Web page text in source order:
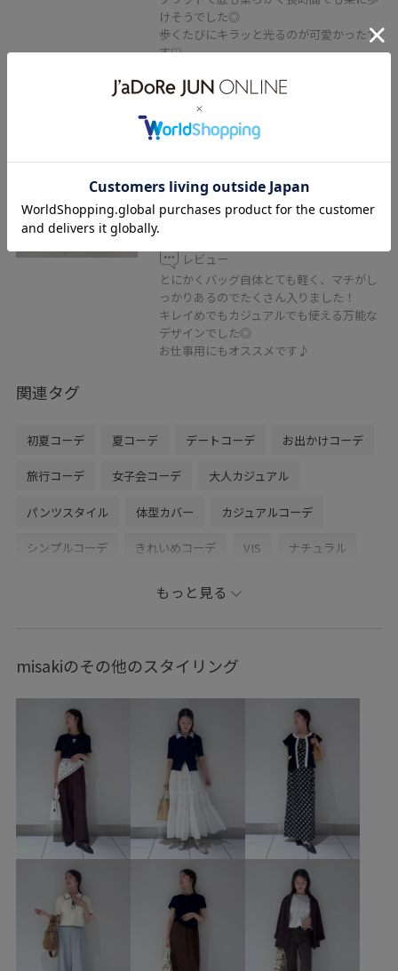
けそうでした◎
歩くたびにキラッと光るのが可愛かったで
す♡
VIS
【軽量】フロント金具エアリーソ
フトミニショルダーバッグ
ブラック / F
¥5,929
レビュー
とにかくバッグ自体とても軽く、マチがし
っかりあるのでたくさん入りました！
キレイめでもカジュアルでも使える万能な
デザインでした◎
お仕事用にもオススメです♪
関連タグ
初夏コーデ 夏コーデ デートコーデ お出かけコーデ
旅行コーデ 女子会コーデ 大人カジュアル
パンツスタイル 体型カバー カジュアルコーデ
シンプルコーデ きれいめコーデ VIS ナチュラル
トップス
バッグ ショルダーバッグ シューズ
BVX36110 26officecasual Tシャツ
UVケア VIS_2026SS_POLO2 vis_26ssbag
vis_26ss_summergoods vis_26ss_summertops
vis_br31 vis_okazakisae_june vis_okazakisae_may
Wbag_pickup Wbottoms_pickup Wouterwear
お手入れしやすい きれいめ インソール
ウエストがゴム オンにもオフにも カジュアル
もっと見る
misakiのその他のスタイリング